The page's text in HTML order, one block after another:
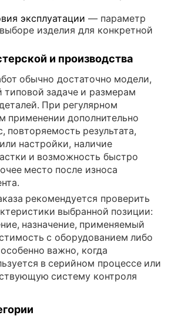
эксплуатации — параметр
изделия для конкретной
и производства
обычно достаточно модели,
задаче и размерам
При регулярном
применении дополнительно
повторяемость результата,
настройки, наличие
и возможность быстро
место после износа
рекомендуется проверить
выбранной позиции:
назначение, применяемый
с оборудованием либо
важно, когда
в серийном процессе или
систему контроля